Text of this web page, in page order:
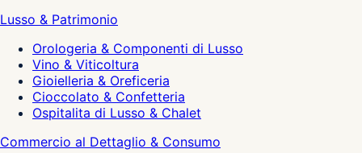
Lusso & Patrimonio
Orologeria & Componenti di Lusso
Vino & Viticoltura
Gioielleria & Oreficeria
Cioccolato & Confetteria
Ospitalita di Lusso & Chalet
Commercio al Dettaglio & Consumo